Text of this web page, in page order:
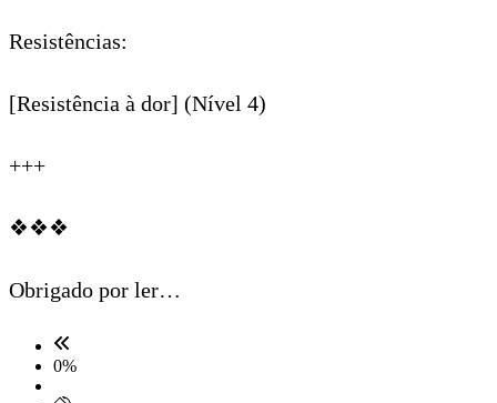
Resistências:
[Resistência à dor] (Nível 4)
+++
❖❖❖
Obrigado por ler…
0%